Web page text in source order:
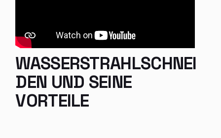
WASSERSTRAHLSCHNEI
DEN UND SEINE
VORTEILE